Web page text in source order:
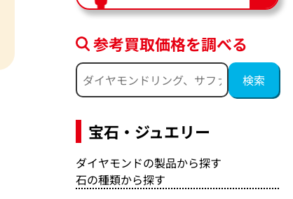
参考買取価格を調べる
宝石・ジュエリー
ダイヤモンドの製品から探す
石の種類から探す